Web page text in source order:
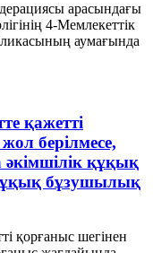
арасындағы
4-Мемлекеттік
аумағында
қажетті
берілмесе,
құқық
бұзушылық
қорғаныс шегінен